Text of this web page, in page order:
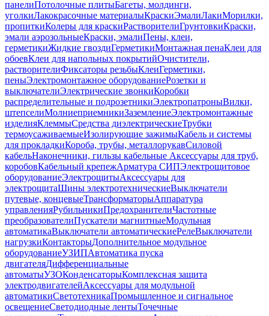
панелиПотолочные плитыБагеты, молдинги,
уголкиЛакокрасочные материалыКраскиЭмалиЛакиМорилки,
пропиткиКолеры для краскиРастворителиГрунтовкиКраски,
эмали аэрозольныеКраски, эмалиПены, клеи,
герметикиЖидкие гвоздиГерметикиМонтажная пенаКлеи для
обоевКлеи для напольных покрытийОчистители,
растворителиФиксаторы резьбыКлеиГерметики,
пеныЭлектромонтажное оборудованиеРозетки и
выключателиЭлектрические звонкиКоробки
распределительные и подрозетникиЭлектропатроныВилки,
штепселиМолниеприемникиЗаземлениеЭлектромонтажные
изделияКлеммыСредства диэлектрическиеТрубки
термоусаживаемыеИзолирующие зажимыКабель и системы
для прокладкиКороба, трубы, металлорукавСиловой
кабельНаконечники, гильзы кабельные Аксессуары для труб,
коробовКабельный крепежАрматура СИПЭлектрощитовое
оборудованиеЭлектрощитыАксессуары для
электрощитаШины электротехническиеВыключатели
путевые, концевыеТрансформаторыАппаратура
управленияРубильникиПредохранителиЧастотные
преобразователиПускатели магнитныеМодульная
автоматикаВыключатели автоматическиеРелеВыключатели
нагрузкиКонтакторыДополнительное модульное
оборудованиеУЗИПАвтоматика пуска
двигателяДифференциальные
автоматыУЗОКонденсаторыКомплексная защита
электродвигателейАксессуары для модульной
автоматикиСветотехникаПромышленное и сигнальное
освещениеСветодиодные лентыТочечные